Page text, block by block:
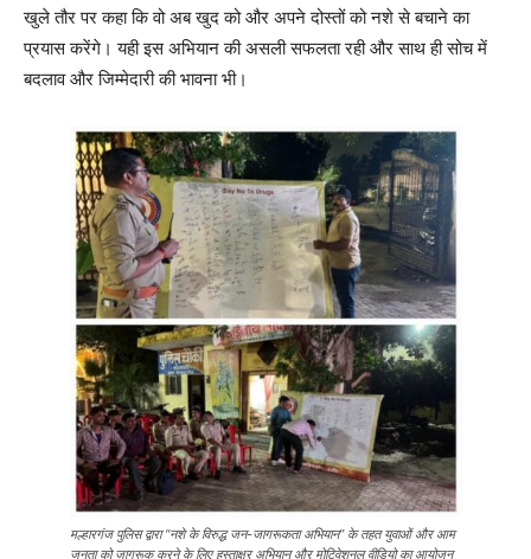
खुले तौर पर कहा कि वो अब खुद को और अपने दोस्तों को नशे से बचाने का
प्रयास करेंगे। यही इस अभियान की असली सफलता रही और साथ ही सोच में
बदलाव और जिम्मेदारी की भावना भी।
मल्हारगंज पुलिस द्वारा “नशे के विरुद्ध जन-जागरूकता अभियान” के तहत युवाओं और आम
जनता को जागरूक करने के लिए हस्ताक्षर अभियान और मोटिवेशनल वीडियो का आयोजन